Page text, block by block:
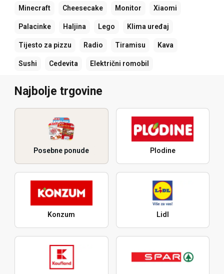
Minecraft Cheesecake Monitor Xiaomi
Palacinke Haljina Lego Klima uređaj
Tijesto za pizzu Radio Tiramisu Kava
Sushi Cedevita Električni romobil
Najbolje trgovine
Posebne ponude Plodine
Konzum Lidl